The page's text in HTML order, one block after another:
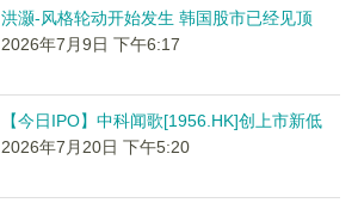
洪灏-风格轮动开始发生 韩国股市已经见顶
2026年7月9日 下午6:17
【今日IPO】中科闻歌[1956.HK]创上市新低
2026年7月20日 下午5:20